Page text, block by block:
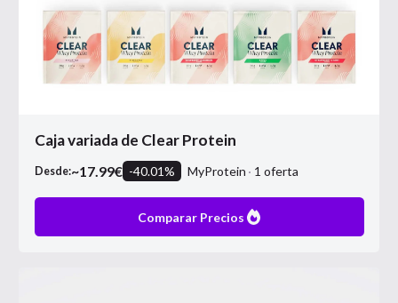
Caja variada de Clear Protein
Desde:~17.99€ -40.01% MyProtein 1 oferta
Comparar Precios